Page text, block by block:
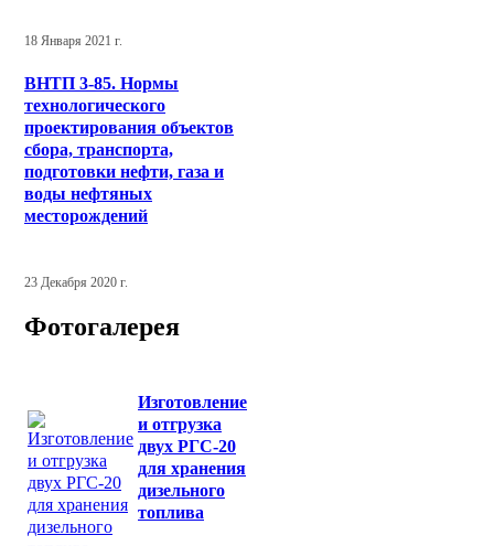
18 Января 2021 г.
ВНТП 3-85. Нормы
технологического
проектирования объектов
сбора, транспорта,
подготовки нефти, газа и
воды нефтяных
месторождений
23 Декабря 2020 г.
Фотогалерея
Изготовление
и отгрузка
двух РГС-20
для хранения
дизельного
топлива